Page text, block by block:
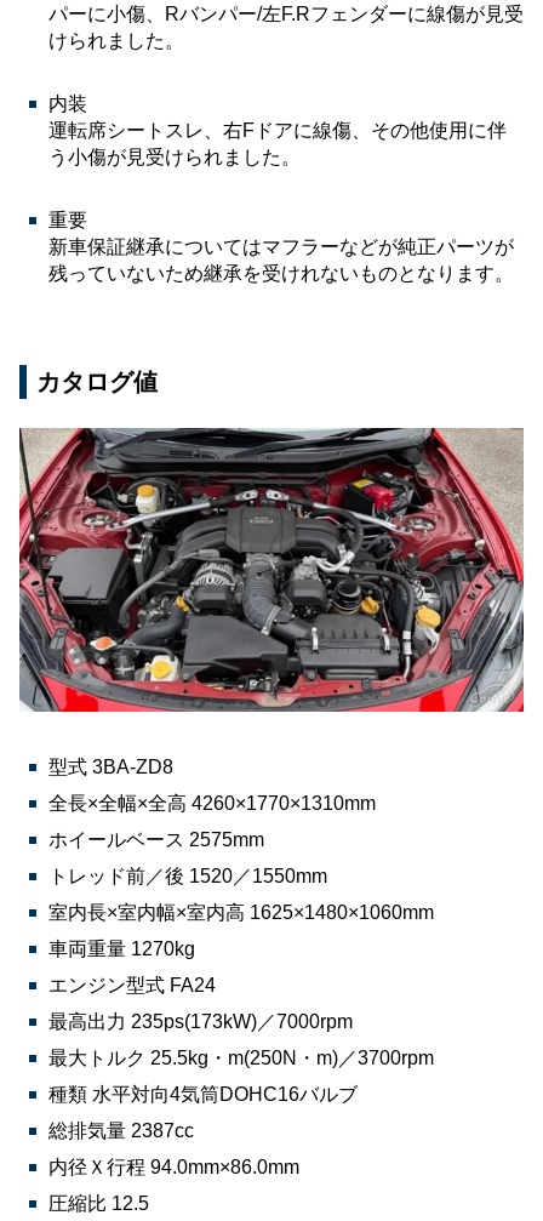
パーに小傷、Rバンパー/左F.Rフェンダーに線傷が見受
けられました。
内装
運転席シートスレ、右Fドアに線傷、その他使用に伴
う小傷が見受けられました。
重要
新車保証継承についてはマフラーなどが純正パーツが
残っていないため継承を受けれないものとなります。
カタログ値
型式 3BA-ZD8
全長×全幅×全高 4260×1770×1310mm
ホイールベース 2575mm
トレッド前／後 1520／1550mm
室内長×室内幅×室内高 1625×1480×1060mm
車両重量 1270kg
エンジン型式 FA24
最高出力 235ps(173kW)／7000rpm
最大トルク 25.5kg・m(250N・m)／3700rpm
種類 水平対向4気筒DOHC16バルブ
総排気量 2387cc
内径Ｘ行程 94.0mm×86.0mm
圧縮比 12.5